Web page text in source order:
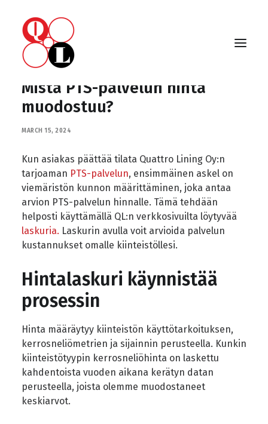
Mistä PTS-palvelun hinta
muodostuu?
MARCH 15, 2024
Kun asiakas päättää tilata Quattro Lining Oy:n
tarjoaman PTS-palvelun, ensimmäinen askel on
viemäristön kunnon määrittäminen, joka antaa
arvion PTS-palvelun hinnalle. Tämä tehdään
helposti käyttämällä QL:n verkkosivuilta löytyvää
laskuria. Laskurin avulla voit arvioida palvelun
kustannukset omalle kiinteistöllesi.
Hintalaskuri käynnistää
prosessin
Hinta määräytyy kiinteistön käyttötarkoituksen,
kerrosneliömetrien ja sijainnin perusteella. Kunkin
kiinteistötyypin kerrosneliöhinta on laskettu
kahdentoista vuoden aikana kerätyn datan
perusteella, joista olemme muodostaneet
keskiarvot.